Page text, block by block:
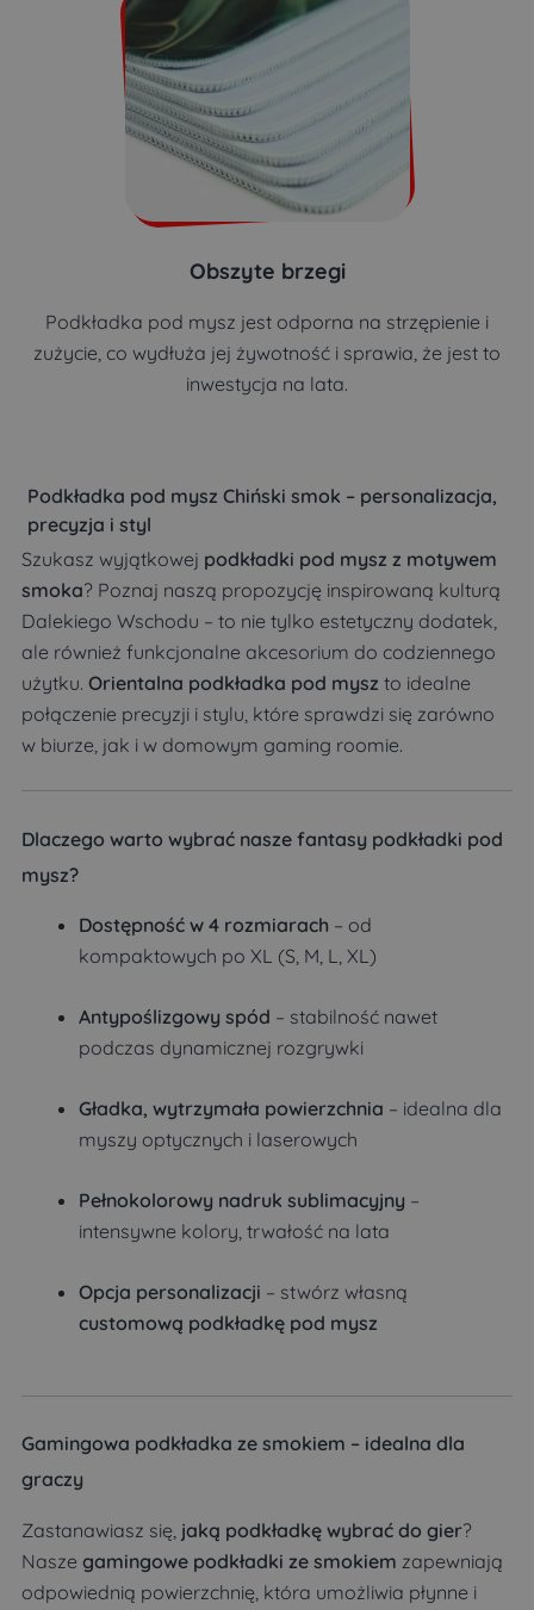
Obszyte brzegi
Podkładka pod mysz jest odporna na strzępienie i
zużycie, co wydłuża jej żywotność i sprawia, że jest to
inwestycja na lata.
Podkładka pod mysz Chiński smok – personalizacja,
precyzja i styl
Szukasz wyjątkowej podkładki pod mysz z motywem
smoka? Poznaj naszą propozycję inspirowaną kulturą
Dalekiego Wschodu – to nie tylko estetyczny dodatek,
ale również funkcjonalne akcesorium do codziennego
użytku. Orientalna podkładka pod mysz to idealne
połączenie precyzji i stylu, które sprawdzi się zarówno
w biurze, jak i w domowym gaming roomie.
Dlaczego warto wybrać nasze fantasy podkładki pod
mysz?
Dostępność w 4 rozmiarach – od
kompaktowych po XL (S, M, L, XL)
Antypoślizgowy spód – stabilność nawet
podczas dynamicznej rozgrywki
Gładka, wytrzymała powierzchnia – idealna dla
myszy optycznych i laserowych
Pełnokolorowy nadruk sublimacyjny –
intensywne kolory, trwałość na lata
Opcja personalizacji – stwórz własną
customową podkładkę pod mysz
Gamingowa podkładka ze smokiem – idealna dla
graczy
Zastanawiasz się, jaką podkładkę wybrać do gier?
Nasze gamingowe podkładki ze smokiem zapewniają
odpowiednią powierzchnię, która umożliwia płynne i